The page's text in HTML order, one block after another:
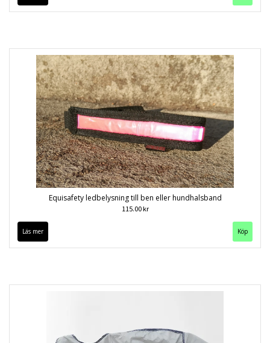
Equisafety ledbelysning till ben eller hundhalsband
115.00 kr
Läs mer Köp